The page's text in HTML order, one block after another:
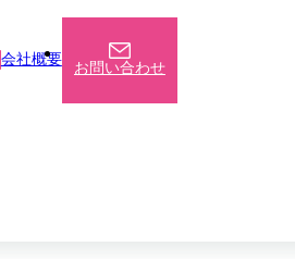
会社概要 お問い合わせ